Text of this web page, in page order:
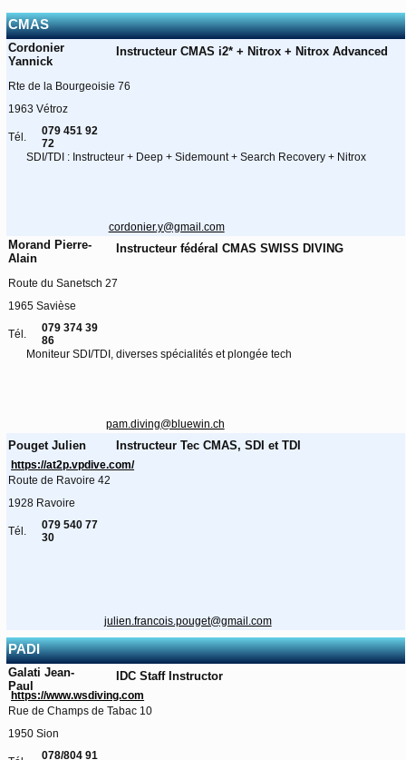
CMAS
Cordonier
Yannick
Instructeur CMAS i2* + Nitrox + Nitrox Advanced
Rte de la Bourgeoisie 76
1963 Vétroz
Tél.
079 451 92
72
SDI/TDI : Instructeur + Deep + Sidemount + Search Recovery + Nitrox
cordonier.y@gmail.com
Morand Pierre-
Alain
Instructeur fédéral CMAS SWISS DIVING
Route du Sanetsch 27
1965 Savièse
Tél.
079 374 39
86
Moniteur SDI/TDI, diverses spécialités et plongée tech
pam.diving@bluewin.ch
Pouget Julien Instructeur Tec CMAS, SDI et TDI
https://at2p.vpdive.com/
Route de Ravoire 42
1928 Ravoire
Tél.
079 540 77
30
julien.francois.pouget@gmail.com
PADI
Galati Jean-
Paul
IDC Staff Instructor
https://www.wsdiving.com
Rue de Champs de Tabac 10
1950 Sion
078/804 91